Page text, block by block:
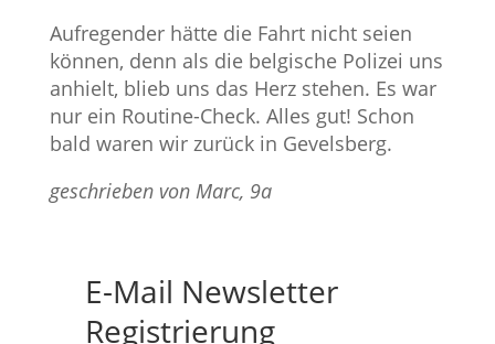
Aufregender hätte die Fahrt nicht seien
können, denn als die belgische Polizei uns
anhielt, blieb uns das Herz stehen. Es war
nur ein Routine-Check. Alles gut! Schon
bald waren wir zurück in Gevelsberg.
geschrieben von Marc, 9a
E-Mail Newsletter
Registrierung